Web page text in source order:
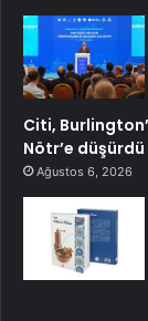
Citi,
Nötr’e düşürdü
Ağustos 6, 2026